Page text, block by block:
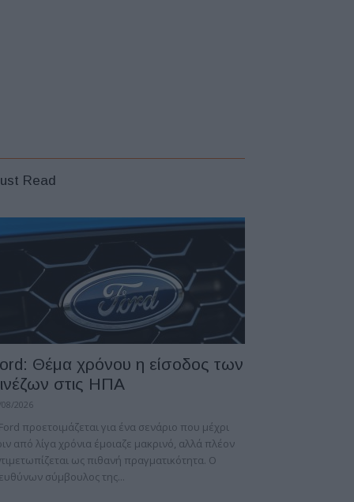
Read
Θέμα χρόνου η είσοδος των
στις ΗΠΑ
2026
προετοιμάζεται για ένα σενάριο που μέχρι
από λίγα χρόνια έμοιαζε μακρινό, αλλά πλέον
ως πιθανή πραγματικότητα. Ο
σύμβουλος της...